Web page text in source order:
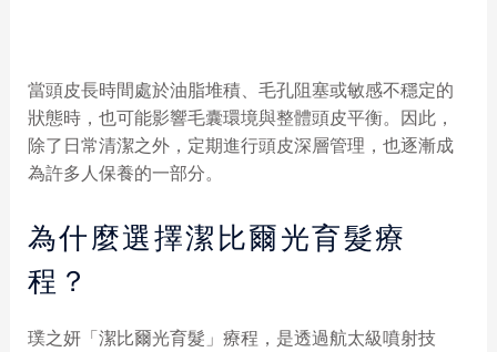
當頭皮長時間處於油脂堆積、毛孔阻塞或敏感不穩定的
狀態時，也可能影響毛囊環境與整體頭皮平衡。因此，
除了日常清潔之外，定期進行頭皮深層管理，也逐漸成
為許多人保養的一部分。
為什麼選擇潔比爾光育髮療
程？
璞之妍「潔比爾光育髮」療程，是透過航太級噴射技